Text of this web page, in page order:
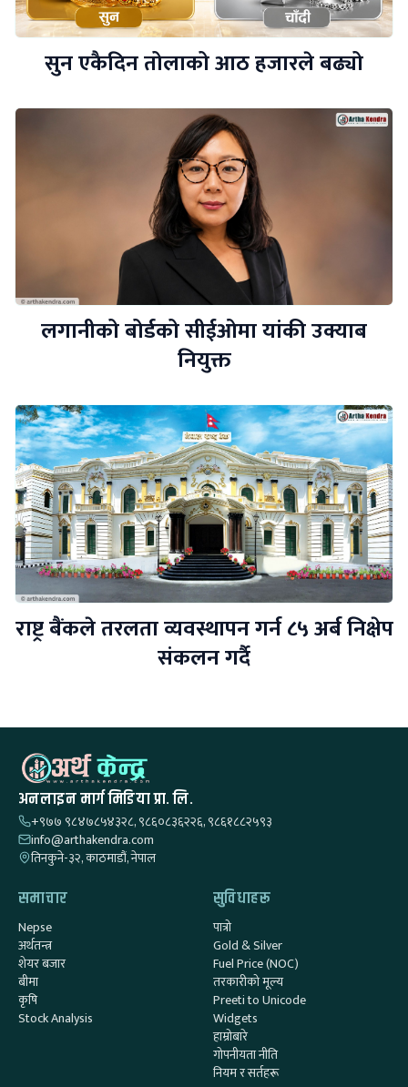
सुन एकैदिन तोलाको आठ हजारले बढ्यो
लगानीको बोर्डको सीईओमा यांकी उक्याब
नियुक्त
राष्ट्र बैंकले तरलता व्यवस्थापन गर्न ८५ अर्ब निक्षेप
संकलन गर्दै
अनलाइन मार्ग मिडिया प्रा. लि.
+९७७ ९८४७८५४३२८, ९८६०८३६२२६, ९८६१८८२५९३
info@arthakendra.com
तिनकुने-३२, काठमाडौं, नेपाल
समाचार
Nepse
अर्थतन्त्र
शेयर बजार
बीमा
कृषि
Stock Analysis
सुविधाहरू
पात्रो
Gold & Silver
Fuel Price (NOC)
तरकारीको मूल्य
Preeti to Unicode
Widgets
हाम्रोबारे
गोपनीयता नीति
नियम र सर्तहरू